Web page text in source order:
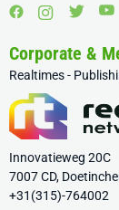
Corporate &
Realtimes -
Innovatieweg 20C
7007 CD,
+31(315)-764002